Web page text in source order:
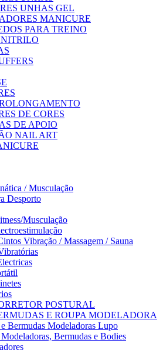
UNHAS GEL
MANICURE
PARA TREINO
DE CORES
DE APOIO
NAIL ART
/ Musculação
Desporto
Musculação
Vibração / Massagem / Sauna
POSTURAL
E ROUPA MODELADORA
Bermudas Modeladoras Lupo
Bermudas e Bodies